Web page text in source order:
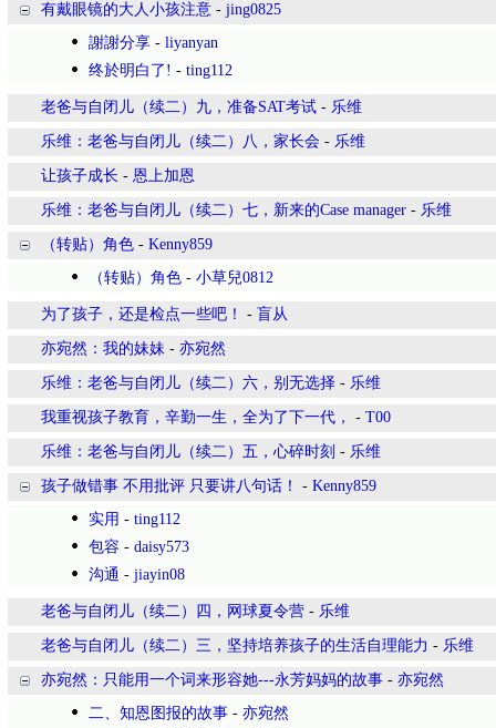
有戴眼镜的大人小孩注意 - jing0825
謝謝分享 - liyanyan
终於明白了! - ting112
老爸与自闭儿（续二）九，准备SAT考试 - 乐维
乐维：老爸与自闭儿（续二）八，家长会 - 乐维
让孩子成长 - 恩上加恩
乐维：老爸与自闭儿（续二）​七，新来的Case manager - 乐维
（转贴）角色 - Kenny859
（转贴）角色 - 小草兒0812
为了孩子，还是检点一些吧！ - 盲从
亦宛然：我的妹妹 - 亦宛然
乐维：老爸与自闭儿（续二）六，别无选择 - 乐维
我重视孩子教育，辛勤一生，全为了下一代， - T00
乐维：老爸与自闭儿（续二）五，心碎时刻 - 乐维
孩子做错事 不用批评 只要讲八句话！ - Kenny859
实用 - ting112
包容 - daisy573
沟通 - jiayin08
老爸与自闭儿（续二）四，网球夏令营 - 乐维
老爸与自闭儿（续二）三，坚持培养孩子的生活自理能力 - 乐维
亦宛然：只能用一个词来形容她---永芳妈妈的故事 - 亦宛然
二、知恩图报的故事 - 亦宛然